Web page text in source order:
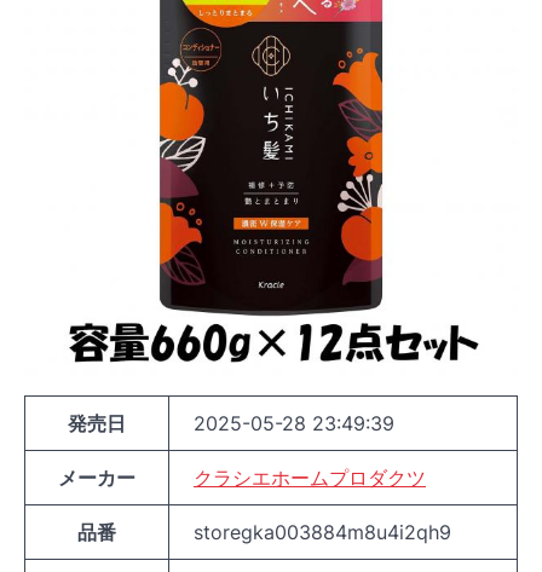
発売日 2025-05-28 23:49:39
メーカー クラシエホームプロダクツ
品番 storegka003884m8u4i2qh9